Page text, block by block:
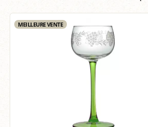
MEILLEURE VENTE